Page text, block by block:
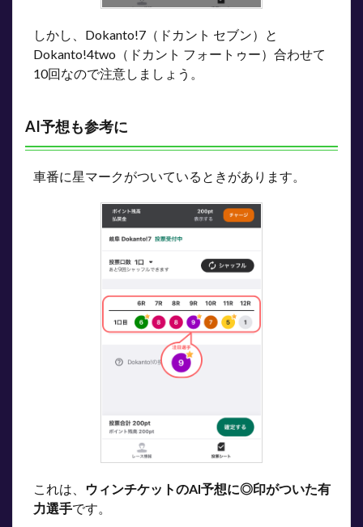
しかし、Dokanto!7（ドカント セブン）と
Dokanto!4two（ドカント フォートゥー）合わせて
10回なので注意しましょう。
AI予想も参考に
車番に星マークがついているときがあります。
これは、
ウィンチケットのAI予想に◎印がついた有
力選手です。